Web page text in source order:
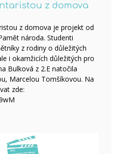
z domova
z domova je projekt od
národa. Studenti
z rodiny o důležitých
i okamžicích důležitých pro
Bulková z 2.E natočila
Marcelou Tomšíkovou. Na
zde: